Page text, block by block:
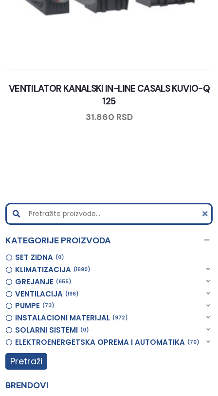
VENTILATOR KANALSKI IN-LINE CASALS KUVIO-Q
125
31.860 RSD
KATEGORIJE PROIZVODA
SET ZIDNA 0
KLIMATIZACIJA 1690
GREJANJE 655
VENTILACIJA 196
PUMPE 73
INSTALACIONI MATERIJAL 972
SOLARNI SISTEMI 0
ELEKTROENERGETSKA OPREMA I AUTOMATIKA 70
Pretraži
BRENDOVI